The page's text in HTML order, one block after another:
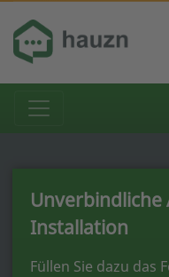
Unverbindliche
Installation
Füllen Sie dazu das